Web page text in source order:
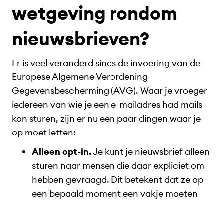
wetgeving rondom
nieuwsbrieven?
Er is veel veranderd sinds de invoering van de
Europese Algemene Verordening
Gegevensbescherming (AVG). Waar je vroeger
iedereen van wie je een e-mailadres had mails
kon sturen, zijn er nu een paar dingen waar je
op moet letten:
Alleen opt-in.Je kunt je nieuwsbrief alleen
sturen naar mensen die daar expliciet om
hebben gevraagd. Dit betekent dat ze op
een bepaald moment een vakje moeten